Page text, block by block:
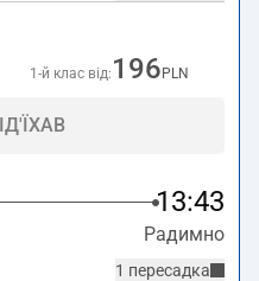
1-й клас від: 196 PLN
13:43
Радимно
1 пересадка